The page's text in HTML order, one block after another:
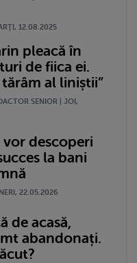
12.08.2025
pleacă în
de fiica ei.
tărâm al liniștii”
SENIOR | JOI,
descoperi
la bani
22.05.2026
de acasă,
abandonați.